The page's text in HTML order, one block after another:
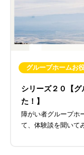
グループホームお
シリーズ２０【
た！】
障がい者グループホ
て、体験談を聞いて